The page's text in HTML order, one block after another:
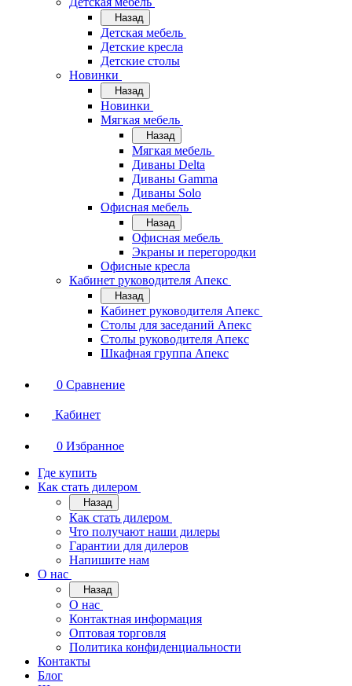
Назад
Детская мебель
Детские кресла
Детские столы
Новинки
Назад
Новинки
Мягкая мебель
Назад
Мягкая мебель
Диваны Delta
Диваны Gamma
Диваны Solo
Офисная мебель
Назад
Офисная мебель
Экраны и перегородки
Офисные кресла
Кабинет руководителя Апекс
Назад
Кабинет руководителя Апекс
Столы для заседаний Апекс
Столы руководителя Апекс
Шкафная группа Апекс
0 Сравнение
Кабинет
0 Избранное
Где купить
Как стать дилером
Назад
Как стать дилером
Что получают наши дилеры
Гарантии для дилеров
Напишите нам
О нас
Назад
О нас
Контактная информация
Оптовая торговля
Политика конфиденциальности
Контакты
Блог